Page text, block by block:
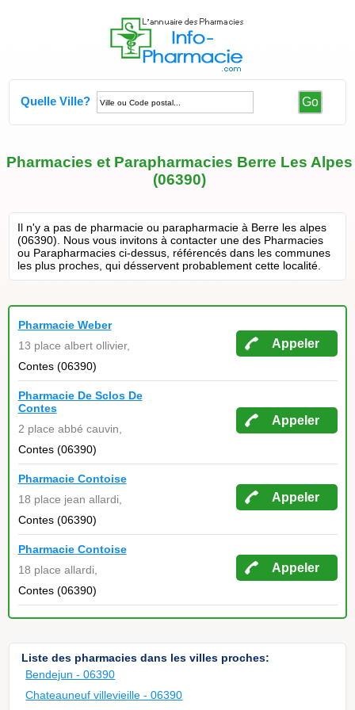
Quelle Ville? Go
Pharmacies et Parapharmacies Berre Les Alpes
(06390)
Il n'y a pas de pharmacie ou parapharmacie à Berre les alpes
(06390). Nous vous invitons à contacter une des Pharmacies
ou Parapharmacies ci-dessus, référencés dans les communes
les plus proches, qui désservent probablement cette localité.
Pharmacie Weber
13 place albert ollivier,
Contes (06390)
Appeler
Pharmacie De Sclos De
Contes
2 place abbé cauvin,
Contes (06390)
Appeler
Pharmacie Contoise
18 place jean allardi,
Contes (06390)
Appeler
Pharmacie Contoise
18 place allardi,
Contes (06390)
Appeler
Liste des pharmacies dans les villes proches:
Bendejun - 06390
Chateauneuf villevieille - 06390